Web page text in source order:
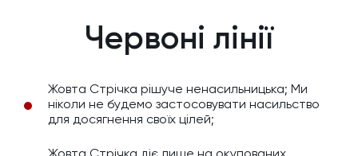
Червоні лінії
Жовта Стрічка рішуче ненасильницька; Ми
ніколи не будемо застосовувати насильство
для досягнення своїх цілей;